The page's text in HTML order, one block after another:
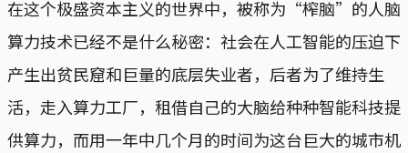
在这个极盛资本主义的世界中，被称为“榨脑”的人脑
算力技术已经不是什么秘密：社会在人工智能的压迫下
产生出贫民窟和巨量的底层失业者，后者为了维持生
活，走入算力工厂，租借自己的大脑给种种智能科技提
供算力，而用一年中几个月的时间为这台巨大的城市机